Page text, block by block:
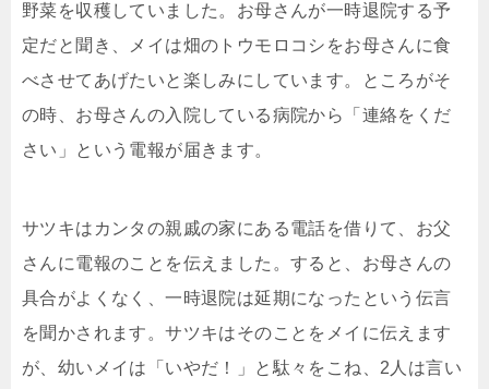
野菜を収穫していました。お母さんが一時退院する予
定だと聞き、メイは畑のトウモロコシをお母さんに食
べさせてあげたいと楽しみにしています。ところがそ
の時、お母さんの入院している病院から「連絡をくだ
さい」という電報が届きます。
サツキはカンタの親戚の家にある電話を借りて、お父
さんに電報のことを伝えました。すると、お母さんの
具合がよくなく、一時退院は延期になったという伝言
を聞かされます。サツキはそのことをメイに伝えます
が、幼いメイは「いやだ！」と駄々をこね、2人は言い